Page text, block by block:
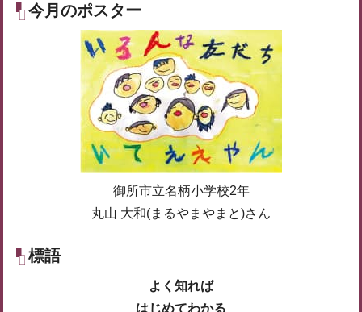
今月のポスター
御所市立名柄小学校2年
丸山 大和(まるやまやまと)さん
標語
よく知れば
はじめてわかる